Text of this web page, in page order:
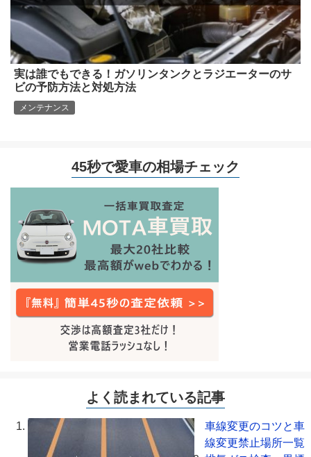
実は誰でもできる！ガソリンタンクとラジエーターのサ
ビの予防方法と対処方法
メンテナンス
45秒で愛車の相場チェック
よく読まれている記事
車線変更のコツと車
線変更禁止場所一覧